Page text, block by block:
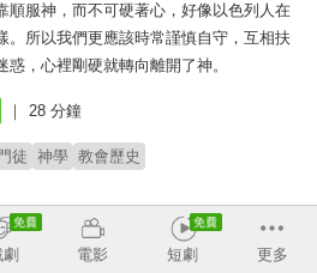
順服神，而不可硬著心，好像以色列人在
。所以我們更應該時常謹慎自守，互相扶
，心裡剛硬就轉向離開了神。
28 分鐘
門徒 神學 教會歷史
劇 電影 短劇 更多